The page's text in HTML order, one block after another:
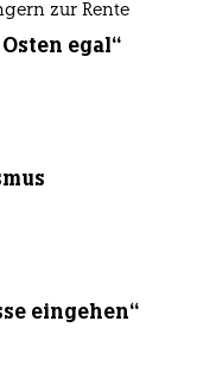
zur Rente
egal“
eingehen“